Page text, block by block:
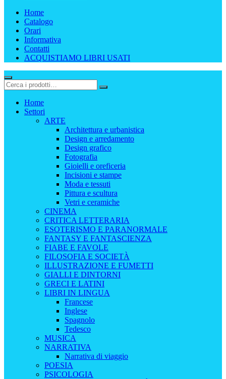
Home
Catalogo
Orari
Informativa
Contatti
ACQUISTIAMO LIBRI USATI
Home
Settori
ARTE
Architettura e urbanistica
Design e arredamento
Design grafico
Fotografia
Gioielli e oreficeria
Incisioni e stampe
Moda e tessuti
Pittura e scultura
Vetri e ceramiche
CINEMA
CRITICA LETTERARIA
ESOTERISMO E PARANORMALE
FANTASY E FANTASCIENZA
FIABE E FAVOLE
FILOSOFIA E SOCIETÀ
ILLUSTRAZIONE E FUMETTI
GIALLI E DINTORNI
GRECI E LATINI
LIBRI IN LINGUA
Francese
Inglese
Spagnolo
Tedesco
MUSICA
NARRATIVA
Narrativa di viaggio
POESIA
PSICOLOGIA